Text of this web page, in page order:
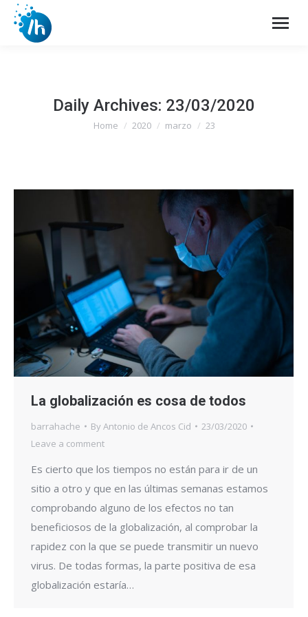
Daily Archives: 23/03/2020
You are here:
Home 2020 marzo 23
La globalización es cosa de todos
barrahache ByAntonio de Ancos Cid
23/03/2020
Leave a comment
Es cierto que los tiempos no están para ir de un
sitio a otro y que en las últimas semanas estamos
comprobando alguno de los efectos no tan
beneficiosos de la globalización, al comprobar la
rapidez con la que se puede transmitir un nuevo
virus. De todas formas, la parte positiva de esa
globalización estaría…